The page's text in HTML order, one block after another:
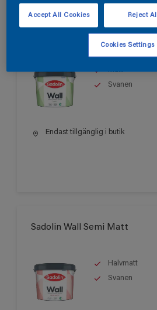
Sadolin Wall Matt
Matt
Svanen
Endast tillgänglig i butik
Sadolin Wall Semi Matt
Halvmatt
Svanen
Reject All
Accept All Cookies
Cookies Settings